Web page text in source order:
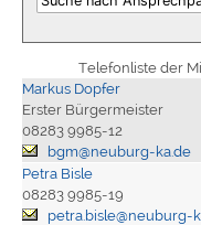
Telefonliste der
Markus Dopfer
Erster Bürgermeister
08283 9985-12
bgm@neuburg-ka.de
Petra Bisle
08283 9985-19
petra.bisle@neuburg-